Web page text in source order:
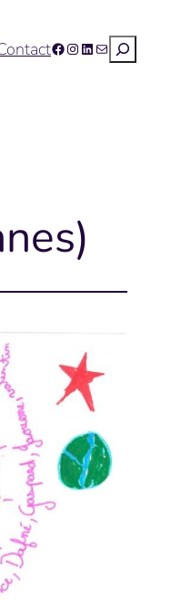
Facebook
Instagram
LinkedIn
E-mail